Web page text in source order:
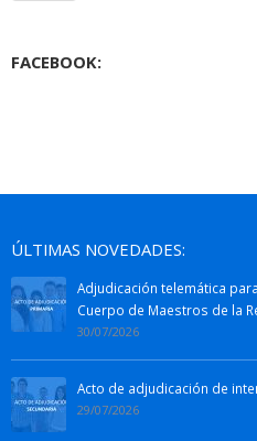
FACEBOOK:
ÚLTIMAS NOVEDADES:
Adjudicación telemática
Cuerpo de Maestros de la
30/07/2026
Acto de adjudicación de
29/07/2026